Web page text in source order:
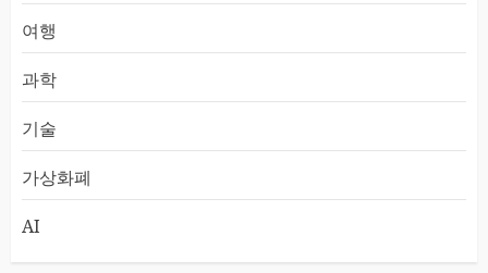
여행
과학
기술
가상화폐
AI